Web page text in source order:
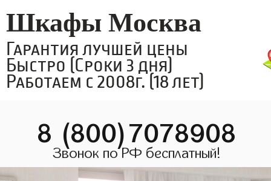
Шкафы Москва
Гарантия лучшей цены
Быстро (Сроки 3 дня)
Работаем с 2008г. (18 лет)
8 (800)7078908
Звонок по РФ бесплатный!